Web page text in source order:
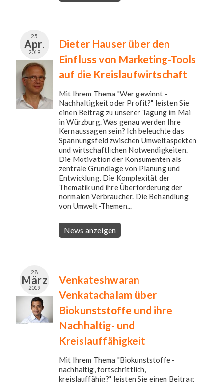
25
Apr.
2019
Dieter Hauser über den
Einfluss von Marketing-Tools
auf die Kreislaufwirtschaft
Mit Ihrem Thema "Wer gewinnt -
Nachhaltigkeit oder Profit?" leisten Sie
einen Beitrag zu unserer Tagung im Mai
in Würzburg. Was genau werden Ihre
Kernaussagen sein? Ich beleuchte das
Spannungsfeld zwischen Umweltaspekten
und wirtschaftlichen Notwendigkeiten.
Die Motivation der Konsumenten als
zentrale Grundlage von Planung und
Entwicklung. Die Komplexität der
Thematik und ihre Überforderung der
normalen Verbraucher. Die Behandlung
von Umwelt-Themen...
News anzeigen
28
März
2019
Venkateshwaran
Venkatachalam über
Biokunststoffe und ihre
Nachhaltig- und
Kreislauffähigkeit
Mit Ihrem Thema "Biokunststoffe -
nachhaltig, fortschrittlich,
kreislauffähig?" leisten Sie einen Beitrag